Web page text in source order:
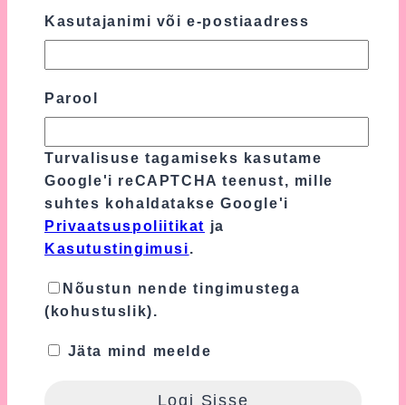
ühendust e-maili teel, kuna lisaks lutiketile
on tortidele võimalik lisada ka beebile
heegeldatud pitssokke, heegeldatud
Ole valmis kalliralliks, tänusõnadeks ja
positiivseteks emotsioonideks värsketelt
vanematelt, sest parim kingitus beebile on
mähkmetort.
Lisainfo
Kaal
Kasutajanimi või e-postiaadress
Parool
Turvalisuse tagamiseks kasutame
Google'i reCAPTCHA teenust, mille
suhtes kohaldatakse Google'i
Privaatsuspoliitikat ja
Kasutustingimusi.
Nõustun nende tingimustega
(kohustuslik).
Jäta mind meelde